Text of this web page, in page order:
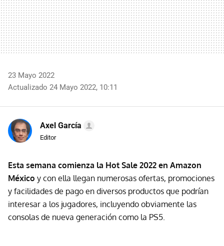
23 Mayo 2022
Actualizado 24 Mayo 2022, 10:11
Axel García
Editor
Esta semana comienza la Hot Sale 2022 en Amazon
México y con ella llegan numerosas ofertas, promociones
y facilidades de pago en diversos productos que podrían
interesar a los jugadores, incluyendo obviamente las
consolas de nueva generación como la PS5.